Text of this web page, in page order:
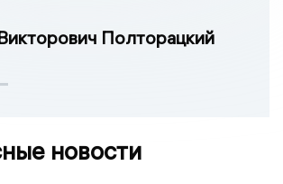
Полторацкий
новости